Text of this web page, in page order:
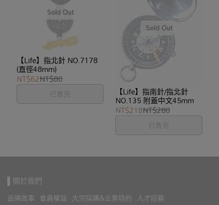
【Life】指北針 NO.7178
(直徑48mm)
NT$62NT$80
已售完 【Life】指南針/指北針
NO.135 附蓋中文45mm
NT$218NT$280
已售完
▌關於我們
品牌故事 會員權益 大宗採購&企業特約 人才招募